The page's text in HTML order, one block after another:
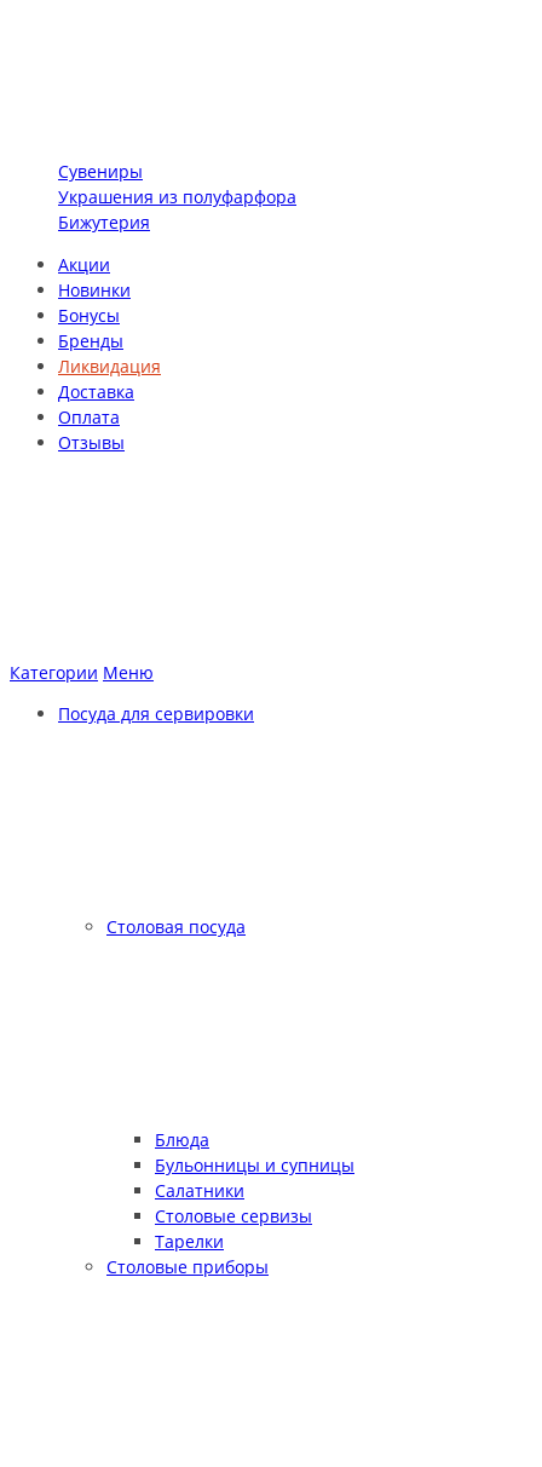
Сувениры
Украшения из полуфарфора
Бижутерия
Акции
Новинки
Бонусы
Бренды
Ликвидация
Доставка
Оплата
Отзывы
Категории Меню
Посуда для сервировки
Столовая посуда
Блюда
Бульонницы и супницы
Салатники
Столовые сервизы
Тарелки
Столовые приборы